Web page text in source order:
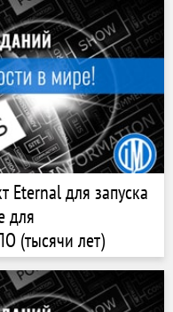
Eternal для запуска
для
(тысячи лет)